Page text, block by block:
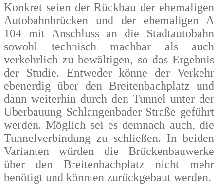
Konkret seien der Rückbau der ehemaligen
Autobahnbrücken und der ehemaligen A
104 mit Anschluss an die Stadtautobahn
sowohl technisch machbar als auch
verkehrlich zu bewältigen, so das Ergebnis
der Studie. Entweder könne der Verkehr
ebenerdig über den Breitenbachplatz und
dann weiterhin durch den Tunnel unter der
Überbauung Schlangenbader Straße geführt
werden. Möglich sei es demnach auch, die
Tunnelverbindung zu schließen. In beiden
Varianten würden die Brückenbauwerke
über den Breitenbachplatz nicht mehr
benötigt und könnten zurückgebaut werden.